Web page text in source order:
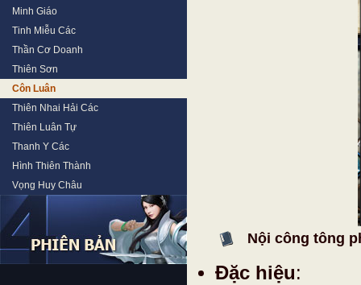
Minh Giáo
Tinh Miễu Các
Thần Cơ Doanh
Thiên Sơn
Côn Luân
Thiên Nhai Hải Các
Thiên Luân Tự
Thanh Y Các
Hình Thiên Thành
Vọng Huy Châu
Nội công tông
Đặc hiệu: